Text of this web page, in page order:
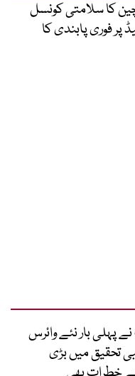
کا سلامتی کونسل
پر فوری پابندی کا
پہلی بار نئے وائرس
تحقیق میں بڑی